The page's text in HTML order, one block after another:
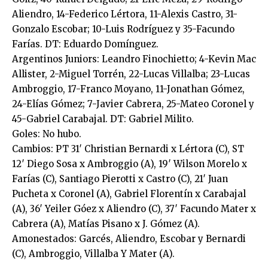
Aliendro, 14-Federico Lértora, 11-Alexis Castro, 31-
Gonzalo Escobar; 10-Luis Rodríguez y 35-Facundo
Farías. DT: Eduardo Domínguez.
Argentinos Juniors: Leandro Finochietto; 4-Kevin Mac
Allister, 2-Miguel Torrén, 22-Lucas Villalba; 23-Lucas
Ambroggio, 17-Franco Moyano, 11-Jonathan Gómez,
24-Elías Gómez; 7-Javier Cabrera, 25-Mateo Coronel y
45-Gabriel Carabajal. DT: Gabriel Milito.
Goles: No hubo.
Cambios: PT 31′ Christian Bernardi x Lértora (C), ST
12′ Diego Sosa x Ambroggio (A), 19′ Wilson Morelo x
Farías (C), Santiago Pierotti x Castro (C), 21′ Juan
Pucheta x Coronel (A), Gabriel Florentín x Carabajal
(A), 36′ Yeiler Góez x Aliendro (C), 37′ Facundo Mater x
Cabrera (A), Matías Pisano x J. Gómez (A).
Amonestados: Garcés, Aliendro, Escobar y Bernardi
(C), Ambroggio, Villalba Y Mater (A).